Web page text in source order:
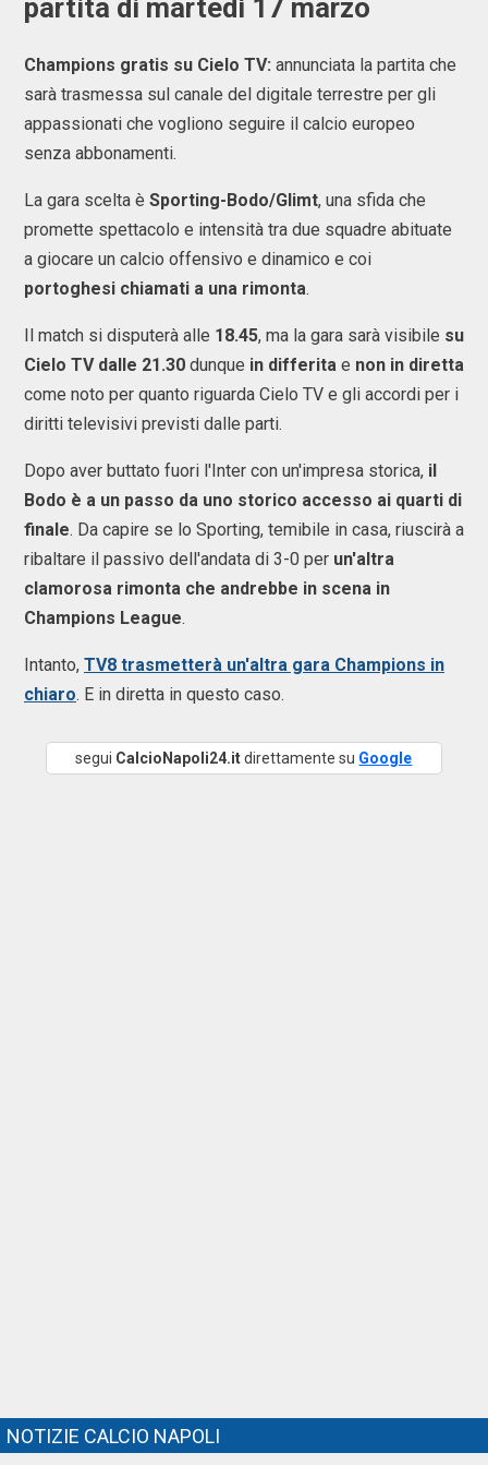
partita di martedì 17 marzo
Champions gratis su Cielo TV: annunciata la partita che
sarà trasmessa sul canale del digitale terrestre per gli
appassionati che vogliono seguire il calcio europeo
senza abbonamenti.
La gara scelta è Sporting-Bodo/Glimt, una sfida che
promette spettacolo e intensità tra due squadre abituate
a giocare un calcio offensivo e dinamico e coi
portoghesi chiamati a una rimonta.
Il match si disputerà alle 18.45, ma la gara sarà visibile su
Cielo TV dalle 21.30 dunque in differita e non in diretta
come noto per quanto riguarda Cielo TV e gli accordi per i
diritti televisivi previsti dalle parti.
Dopo aver buttato fuori l'Inter con un'impresa storica, il
Bodo è a un passo da uno storico accesso ai quarti di
finale. Da capire se lo Sporting, temibile in casa, riuscirà a
ribaltare il passivo dell'andata di 3-0 per un'altra
clamorosa rimonta che andrebbe in scena in
Champions League.
Intanto, TV8 trasmetterà un'altra gara Champions in
chiaro. E in diretta in questo caso.
segui CalcioNapoli24.itdirettamente su Google
NOTIZIE CALCIO NAPOLI